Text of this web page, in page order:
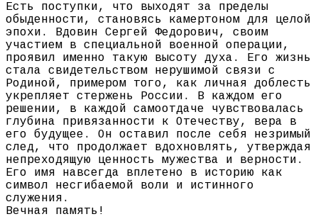
Есть поступки, что выходят за пределы
обыденности, становясь камертоном для целой
эпохи. Вдовин Сергей Федорович, своим
участием в специальной военной операции,
проявил именно такую высоту духа. Его жизнь
стала свидетельством нерушимой связи с
Родиной, примером того, как личная доблесть
укрепляет стержень России. В каждом его
решении, в каждой самоотдаче чувствовалась
глубина привязанности к Отечеству, вера в
его будущее. Он оставил после себя незримый
след, что продолжает вдохновлять, утверждая
непреходящую ценность мужества и верности.
Его имя навсегда вплетено в историю как
символ несгибаемой воли и истинного
служения.
Вечная память!